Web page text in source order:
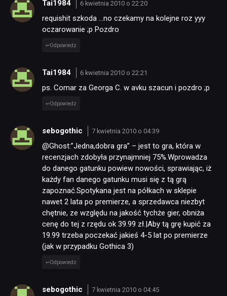
Tai1984 6 kwietnia 2010 o 22:20
requishit szkoda …no czekamy na kolejne roz yyy
oczarowanie ;p Pozdro
Odpowiedz
Tai1984 6 kwietnia 2010 o 22:21
ps. Comar za Georga C. w avku szacun i pozdro ;p
Odpowiedz
sebogothic 7 kwietnia 2010 o 04:39
@Ghost:”Jedna,dobra gra” – jest to gra, która w
recenzjach zdobyła przynajmniej 75%.Wprowadza
do danego gatunku powiew nowości, sprawiając, iż
każdy fan danego gatunku musi się z tą grą
zapoznać.Spotykana jest na półkach w sklepie
nawet 2 lata po premierze, a sprzedawca niezbyt
chętnie, ze względu na jakość tychże gier, obniża
cenę do tej z rzędu ok 39.99 zł.|Aby tą grę kupić za
19.99 trzeba poczekać jakieś 4-5 lat po premierze
(jak w przypadku Gothica 3)
Odpowiedz
sebogothic 7 kwietnia 2010 o 04:45